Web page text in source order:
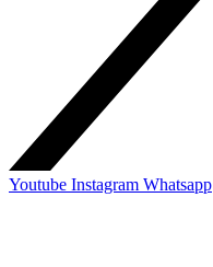
Youtube Instagram Whatsapp